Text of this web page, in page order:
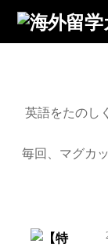
Skip
英語をたのし
毎回、マグカ